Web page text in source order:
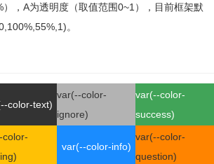
），A为透明度（取值范围0~1），目前框架默
。
color-text)
var(--color-
ignore)
var(--color-
success)
color-
var(--color-info)
var(--color-
question)